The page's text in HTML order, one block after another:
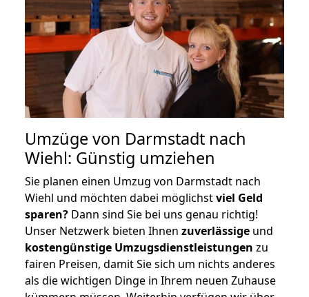
Umzüge von Darmstadt nach
Wiehl: Günstig umziehen
Sie planen einen Umzug von Darmstadt nach
Wiehl und möchten dabei möglichstviel Geld
sparen? Dann sind Sie bei uns genau richtig!
Unser Netzwerk bieten Ihnen zuverlässige und
kostengünstige Umzugsdienstleistungen zu
fairen Preisen, damit Sie sich um nichts anderes
als die wichtigen Dinge in Ihrem neuen Zuhause